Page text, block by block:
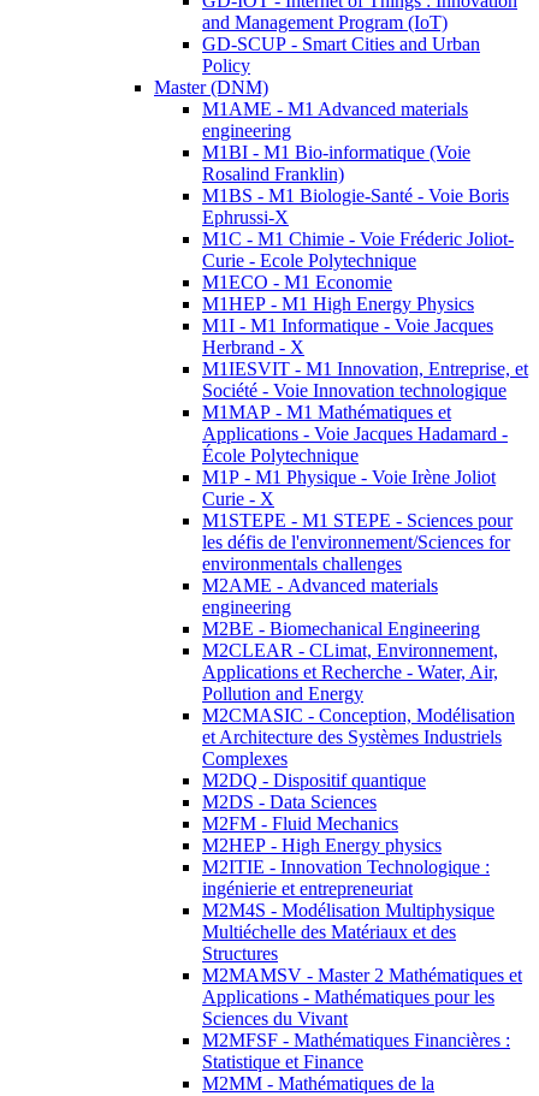
and Management Program (IoT)
GD-SCUP - Smart Cities and Urban
Policy
Master (DNM)
M1AME - M1 Advanced materials
engineering
M1BI - M1 Bio-informatique (Voie
Rosalind Franklin)
M1BS - M1 Biologie-Santé - Voie Boris
Ephrussi-X
M1C - M1 Chimie - Voie Fréderic Joliot-
Curie - Ecole Polytechnique
M1ECO - M1 Economie
M1HEP - M1 High Energy Physics
M1I - M1 Informatique - Voie Jacques
Herbrand - X
M1IESVIT - M1 Innovation, Entreprise, et
Société - Voie Innovation technologique
M1MAP - M1 Mathématiques et
Applications - Voie Jacques Hadamard -
École Polytechnique
M1P - M1 Physique - Voie Irène Joliot
Curie - X
M1STEPE - M1 STEPE - Sciences pour
les défis de l'environnement/Sciences for
environmentals challenges
M2AME - Advanced materials
engineering
M2BE - Biomechanical Engineering
M2CLEAR - CLimat, Environnement,
Applications et Recherche - Water, Air,
Pollution and Energy
M2CMASIC - Conception, Modélisation
et Architecture des Systèmes Industriels
Complexes
M2DQ - Dispositif quantique
M2DS - Data Sciences
M2FM - Fluid Mechanics
M2HEP - High Energy physics
M2ITIE - Innovation Technologique :
ingénierie et entrepreneuriat
M2M4S - Modélisation Multiphysique
Multiéchelle des Matériaux et des
Structures
M2MAMSV - Master 2 Mathématiques et
Applications - Mathématiques pour les
Sciences du Vivant
M2MFSF - Mathématiques Financières :
Statistique et Finance
M2MM - Mathématiques de la